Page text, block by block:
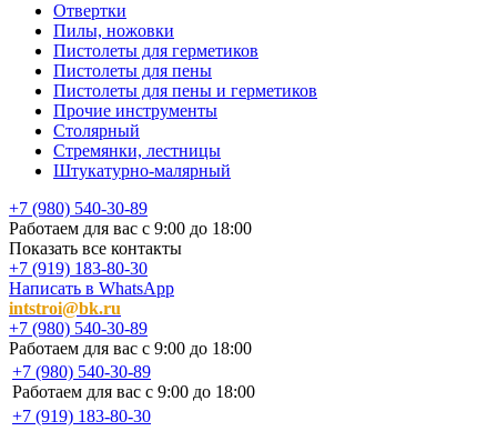
Отвертки
Пилы, ножовки
Пистолеты для герметиков
Пистолеты для пены
Пистолеты для пены и герметиков
Прочие инструменты
Столярный
Стремянки, лестницы
Штукатурно-малярный
+7 (980) 540-30-89
Работаем для вас с 9:00 до 18:00
Показать все контакты
+7 (919) 183-80-30
Написать в WhatsApp
intstroi@bk.ru
+7 (980) 540-30-89
Работаем для вас с 9:00 до 18:00
+7 (980) 540-30-89
Работаем для вас с 9:00 до 18:00
+7 (919) 183-80-30